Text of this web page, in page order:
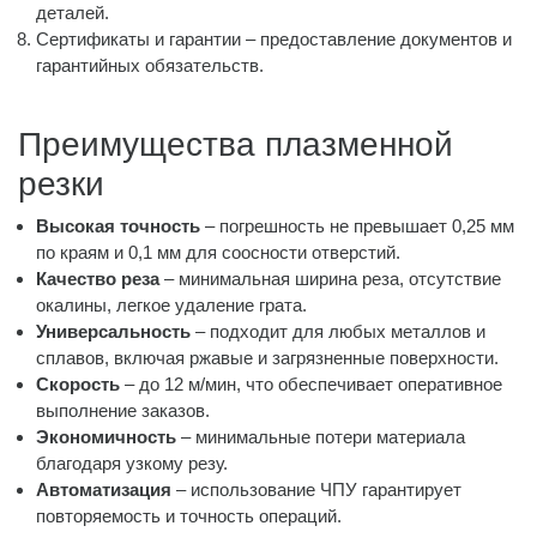
деталей.
Сертификаты и гарантии – предоставление документов и
гарантийных обязательств.
Преимущества плазменной
резки
Высокая точность – погрешность не превышает 0,25 мм
по краям и 0,1 мм для соосности отверстий.
Качество реза– минимальная ширина реза, отсутствие
окалины, легкое удаление грата.
Универсальность – подходит для любых металлов и
сплавов, включая ржавые и загрязненные поверхности.
Скорость – до 12 м/мин, что обеспечивает оперативное
выполнение заказов.
Экономичность – минимальные потери материала
благодаря узкому резу.
Автоматизация – использование ЧПУ гарантирует
повторяемость и точность операций.